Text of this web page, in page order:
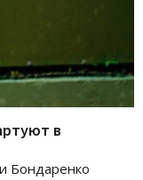
в
Бондаренко